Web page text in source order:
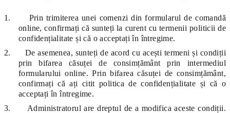
1.
Prin trimiterea unei comenzi din formularul de comandă
online, confirmați că sunteți la curent cu termenii politicii de
confidențialitate și că o acceptați în întregime.
2.
De asemenea, sunteți de acord cu acești termeni și condiții
prin bifarea căsuței de consimțământ prin intermediul
formularului online. Prin bifarea căsuței de consimțământ,
confirmați că ați citit politica de confidențialitate și că o
acceptați în întregime.
3.
Administratorul are dreptul de a modifica aceste condiții.